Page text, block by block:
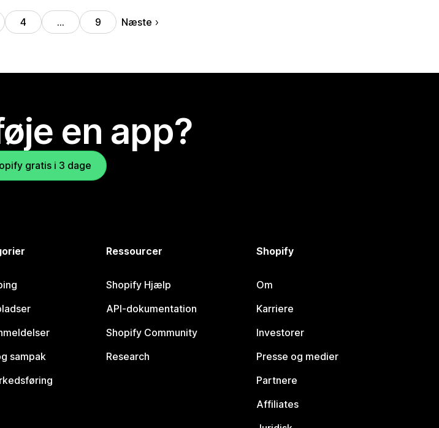
4 … 9 Næste
en app?
gratis i 3 dage
sampak
Ressourcer
Shopify Hjælp
API-dokumentation
Shopify Community
Research
Shopify
Om
Karriere
Investorer
Presse og medier
Partnere
Affiliates